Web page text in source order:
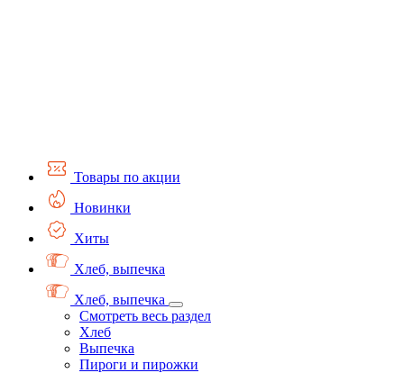
Товары по акции
Новинки
Хиты
Хлеб, выпечка
Хлеб, выпечка
Смотреть весь раздел
Хлеб
Выпечка
Пироги и пирожки